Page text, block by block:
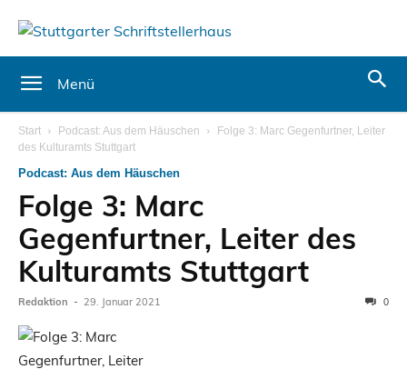
Menü
Start Podcast: Aus dem Häuschen
Folge 3: Marc Gegenfurtner, Leiter
des Kulturamts Stuttgart
Podcast: Aus dem Häuschen
Folge 3: Marc
Gegenfurtner, Leiter des
Kulturamts Stuttgart
Redaktion - 29. Januar 2021 0